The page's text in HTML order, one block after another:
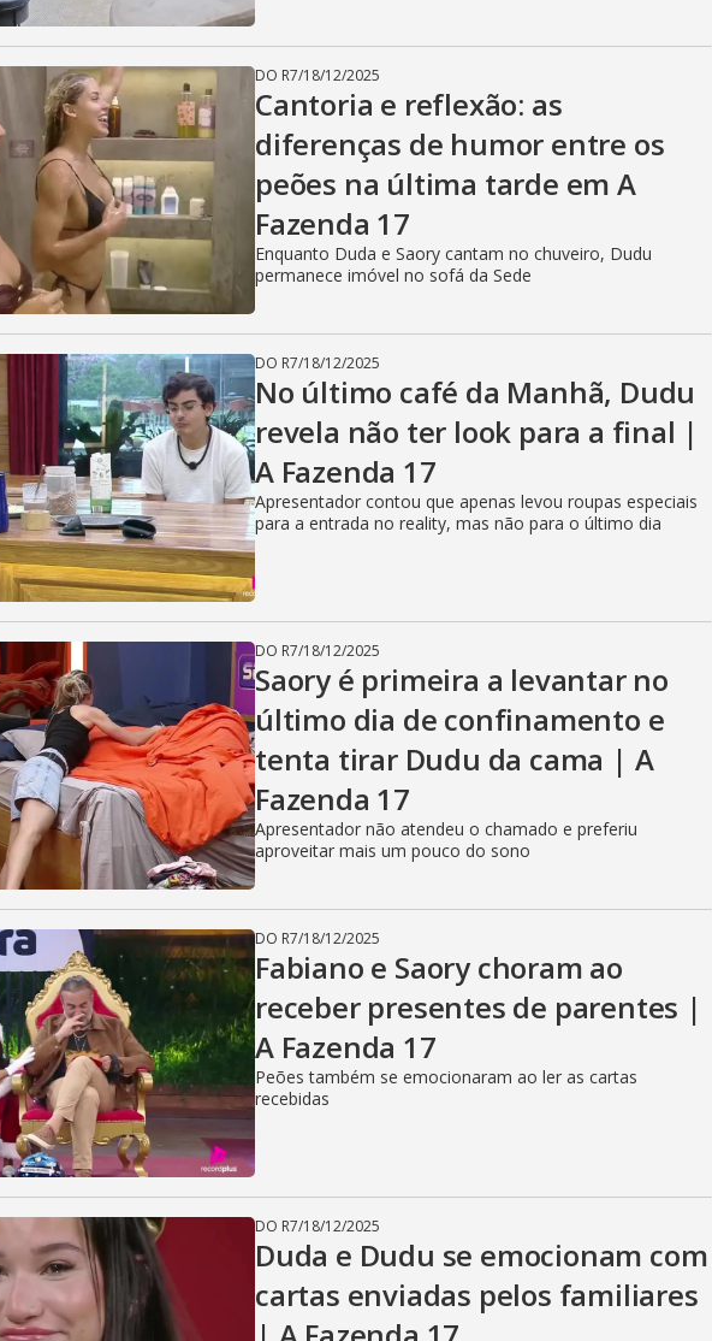
DO R7/18/12/2025
Cantoria e reflexão: as
diferenças de humor entre os
peões na última tarde em A
Fazenda 17
Enquanto Duda e Saory cantam no chuveiro, Dudu
permanece imóvel no sofá da Sede
DO R7/18/12/2025
No último café da Manhã, Dudu
revela não ter look para a final |
A Fazenda 17
Apresentador contou que apenas levou roupas especiais
para a entrada no reality, mas não para o último dia
DO R7/18/12/2025
Saory é primeira a levantar no
último dia de confinamento e
tenta tirar Dudu da cama | A
Fazenda 17
Apresentador não atendeu o chamado e preferiu
aproveitar mais um pouco do sono
DO R7/18/12/2025
Fabiano e Saory choram ao
receber presentes de parentes |
A Fazenda 17
Peões também se emocionaram ao ler as cartas
recebidas
DO R7/18/12/2025
Duda e Dudu se emocionam com
cartas enviadas pelos familiares